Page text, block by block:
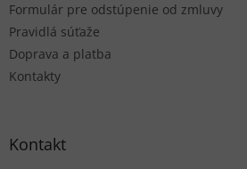
Formulár pre odstúpenie od zmluvy
Pravidlá súťaže
Doprava a platba
Kontakty
Kontakt